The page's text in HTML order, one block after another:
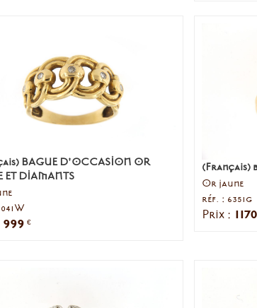
BAGUE D'OCCASION OR
ET DIAMANTS
999 €
(Français)
Or jaune
réf. : 6351g
Prix : 1170